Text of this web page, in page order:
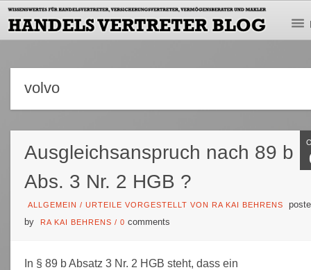
volvo
Ausgleichsanspruch nach 89 b
Abs. 3 Nr. 2 HGB ?
ALLGEMEIN / URTEILE VORGESTELLT VON RA KAI BEHRENS
by
RA KAI BEHRENS / 0 comments
In § 89 b Absatz 3 Nr. 2 HGB steht, dass ein